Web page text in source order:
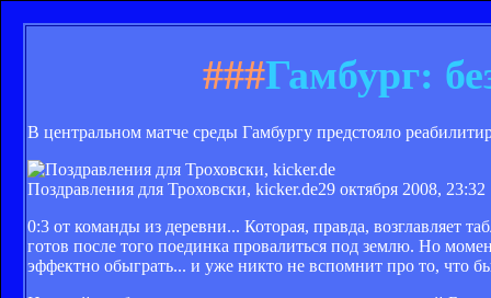
###Гамбург:
В центральном матче среды Гамбургу предстояло
Поздравления для Троховски, kicker.de29 октября 2008, 23:32
0:3 от команды из деревни... Которая, правда, возглавляет
готов после того поединка провалиться под землю. Но
эффектно обыграть... и уже никто не вспомнит про то, что